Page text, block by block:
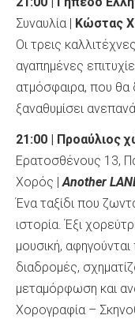
Συναυλία |
Κώστας
Οι τρεις
αγαπημένες
ατμόσφαιρα, που θα
ξαναθυμίσει
21:00 | Προαύλιος
Ερατοσθένους 13,
Χορός |Another
Ένα ταξίδι που
ιστορία. Έξι
μουσική,
διαδρομές,
μεταμόρφωση και
Χορογραφία –